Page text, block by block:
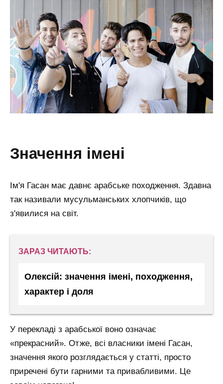
значення імені
Ім'я Гасан має давнє арабське походження. Здавна
так називали мусульманських хлопчиків, що
з'явилися на світ.
ЗАРАЗ ЧИТАЮТЬ:
Олексій: значення імені, походження,
характер і доля
У перекладі з арабської воно означає
«прекрасний». Отже, всі власники імені Гасан,
значення якого розглядається у статті, просто
приречені бути гарними та привабливими. Це